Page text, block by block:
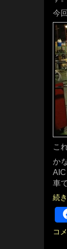
今
こ
か
車
続
コ